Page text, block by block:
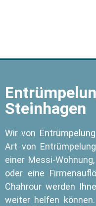
Steinhagen
Wir von
Art von
einer Messi-
oder eine
Chahrour werden
weiter helfen